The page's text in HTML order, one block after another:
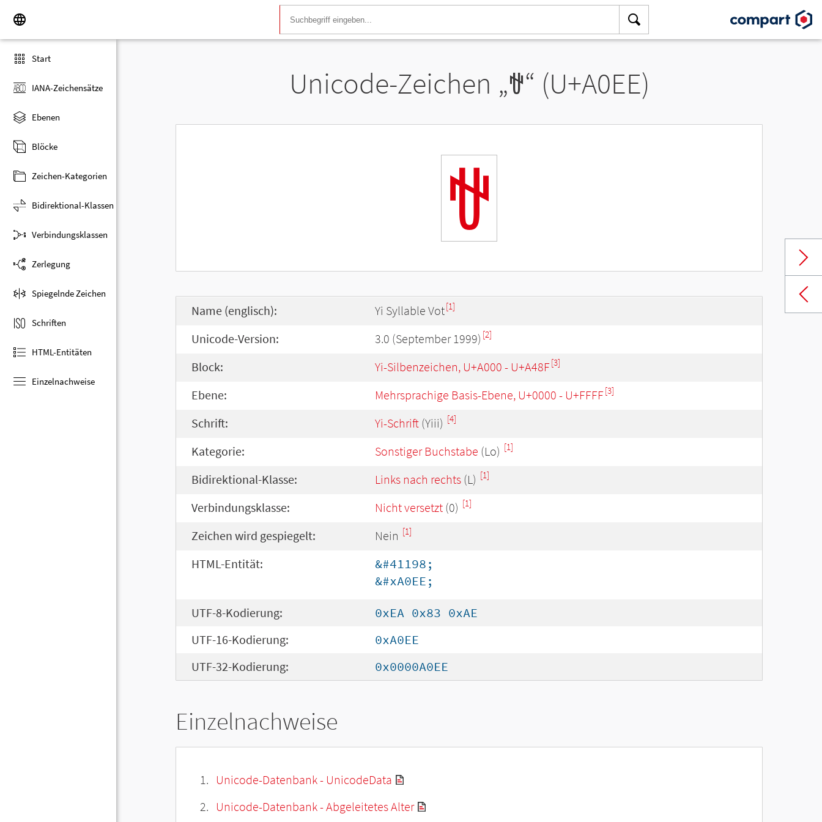
Start
IANA-Zeichensätze
Ebenen
Blöcke
Zeichen-Kategorien
Bidirektional-Klassen
Verbindungsklassen
Zerlegung
Spiegelnde Zeichen
Schriften
HTML-Entitäten
Einzelnachweise
Unicode-Zeichen „ꃮ“ (U+A0EE)
ꃮ
Name (englisch): Yi Syllable Vot[1]
Unicode-Version: 3.0 (September 1999) [2]
Block: Yi-Silbenzeichen, U+A000 - U+A48F[3]
Ebene: Mehrsprachige Basis-Ebene, U+0000 - U+FFFF[3]
Schrift: Yi-Schrift (Yiii) [4]
Kategorie: Sonstiger Buchstabe (Lo) [1]
Bidirektional-Klasse: Links nach rechts (L) [1]
Verbindungsklasse: Nicht versetzt (0) [1]
Zeichen wird gespiegelt: Nein [1]
HTML-Entität:
&#41198;
&#xA0EE;
UTF-8-Kodierung:
0xEA 0x83 0xAE
UTF-16-Kodierung:
0xA0EE
UTF-32-Kodierung:
0x0000A0EE
Einzelnachweise
Unicode-Datenbank - UnicodeData
Unicode-Datenbank - Abgeleitetes Alter